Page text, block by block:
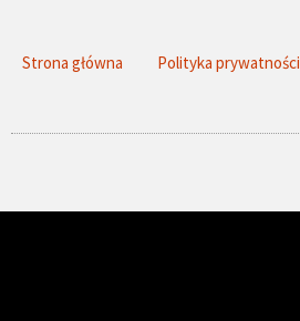
Strona główna Polityka prywatności